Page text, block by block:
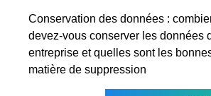
Conservation des données :
devez-vous conserver les données
entreprise et quelles sont les
matière de suppression